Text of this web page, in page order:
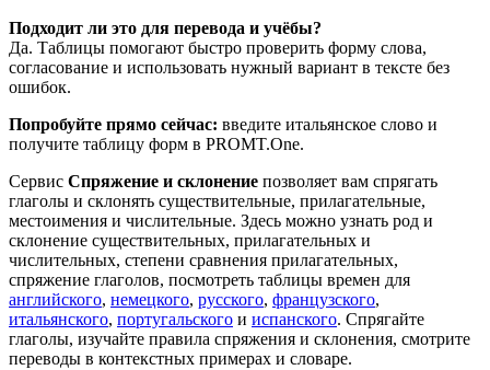
Подходит ли это для перевода и учёбы?
Да. Таблицы помогают быстро проверить форму слова,
согласование и использовать нужный вариант в тексте без
ошибок.
Попробуйте прямо сейчас: введите итальянское слово и
получите таблицу форм в PROMT.One.
Сервис Спряжение и склонение позволяет вам спрягать
глаголы и склонять существительные, прилагательные,
местоимения и числительные. Здесь можно узнать род и
склонение существительных, прилагательных и
числительных, степени сравнения прилагательных,
спряжение глаголов, посмотреть таблицы времен для
английского, немецкого, русского, французского,
итальянского, португальского и испанского. Спрягайте
глаголы, изучайте правила спряжения и склонения, смотрите
переводы в контекстных примерах и словаре.